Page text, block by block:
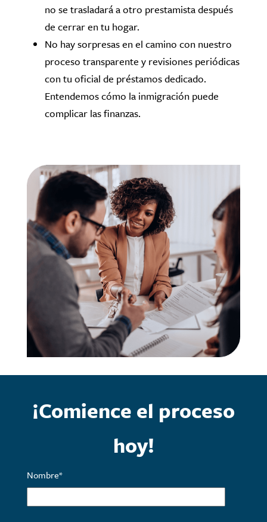
no se trasladará a otro prestamista después
de cerrar en tu hogar.
No hay sorpresas en el camino con nuestro
proceso transparente y revisiones periódicas
con tu oficial de préstamos dedicado.
Entendemos cómo la inmigración puede
complicar las finanzas.
¡Comience el proceso
hoy!
Nombre*